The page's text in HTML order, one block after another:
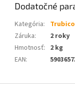
Dodatočné
Kategória:
Záruka:
2 roky
Hmotnosť: 2 kg
EAN: